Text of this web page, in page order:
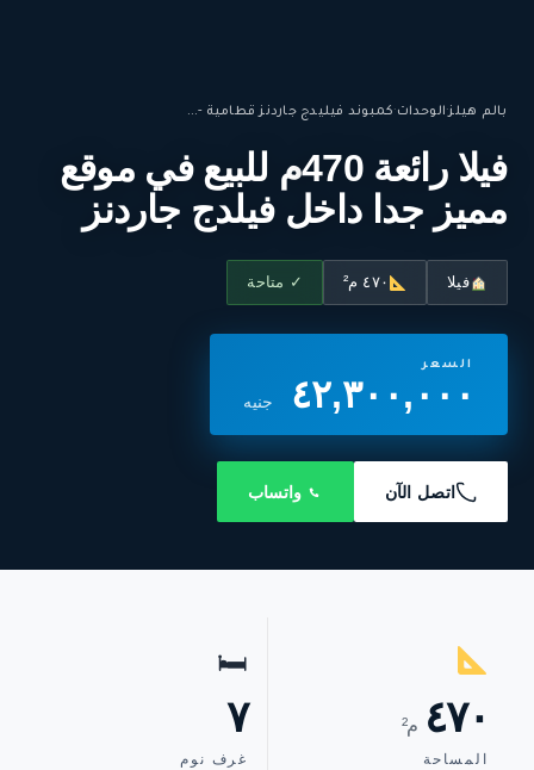
بالم هيلز·الوحدات·كمبوند فيليدج جاردنز قطامية -...
فيلا رائعة 470م للبيع في موقع
مميز جدا داخل فيلدج جاردنز
فيلا ٤٧٠ م² ✓ متاحة
السعر
٤٢,٣٠٠,٠٠٠ جنيه
اتصل الآن واتساب
٤٧٠ م²
المساحة
🛏
٧
غرف نوم